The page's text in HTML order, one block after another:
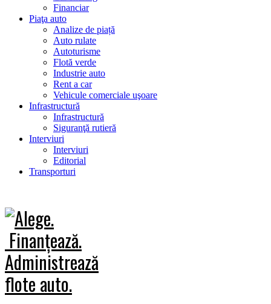
Financiar
Piaţa auto
Analize de piață
Auto rulate
Autoturisme
Flotă verde
Industrie auto
Rent a car
Vehicule comerciale uşoare
Infrastructură
Infrastructură
Siguranţă rutieră
Interviuri
Interviuri
Editorial
Transporturi